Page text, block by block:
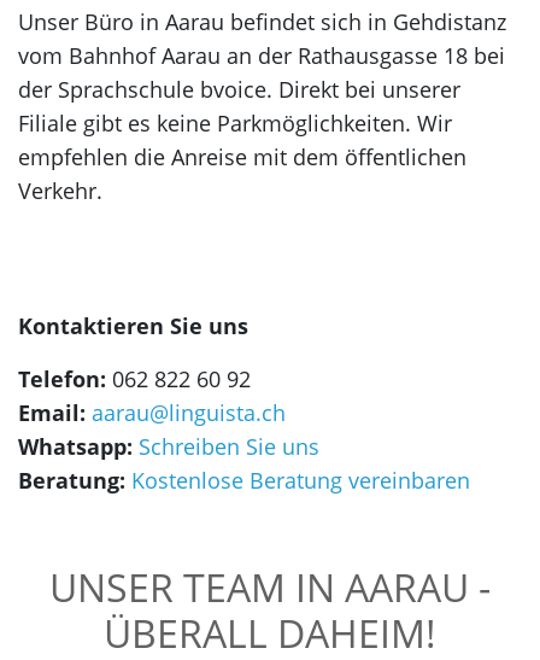
Unser Büro in Aarau befindet sich in Gehdistanz
vom Bahnhof Aarau an der Rathausgasse 18 bei
der Sprachschule bvoice. Direkt bei unserer
Filiale gibt es keine Parkmöglichkeiten. Wir
empfehlen die Anreise mit dem öffentlichen
Verkehr.
Kontaktieren Sie uns
Telefon: 062 822 60 92
Email: aarau@linguista.ch
Whatsapp: Schreiben Sie uns
Beratung: Kostenlose Beratung vereinbaren
UNSER TEAM IN AARAU -
ÜBERALL DAHEIM!
Südafrika
Irland
Schottland
Jamaika
alle
Länder
Belgien
Arabisch
Jordanien
Türkisch
Dominikanische
Republik
Chile
Peru
Taiwan
Koreanisch
Korea
Deutschland
Japanisch
Japan
Vietnamesisch